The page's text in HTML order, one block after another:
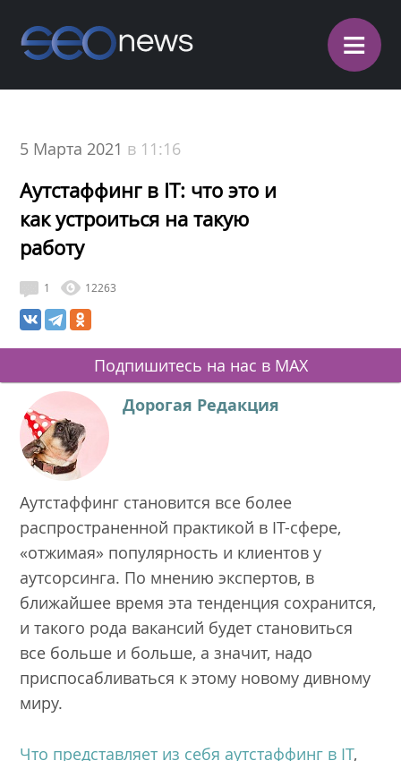
≡
5 Марта 2021 в 11:16
Аутстаффинг в IT: что это и
как устроиться на такую
работу
1 12263
Подпишитесь на нас в MAX
Дорогая Редакция
Аутстаффинг становится все более
распространенной практикой в IT-сфере,
«отжимая» популярность и клиентов у
аутсорсинга. По мнению экспертов, в
ближайшее время эта тенденция сохранится,
и такого рода вакансий будет становиться
все больше и больше, а значит, надо
приспосабливаться к этому новому дивному
миру.
Что представляет из себя аутстаффинг в IT,